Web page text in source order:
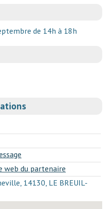
de 14h à 18h
web du partenaire
14130, LE BREUIL-